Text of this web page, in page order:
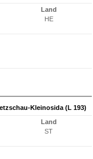
Land
HE
Kleinosida (L 193)
Land
ST